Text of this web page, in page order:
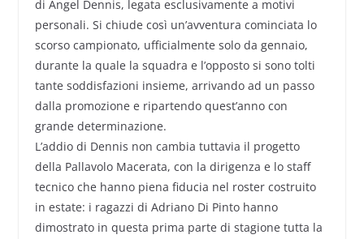
di Angel Dennis, legata esclusivamente a motivi
personali. Si chiude così un’avventura cominciata lo
scorso campionato, ufficialmente solo da gennaio,
durante la quale la squadra e l’opposto si sono tolti
tante soddisfazioni insieme, arrivando ad un passo
dalla promozione e ripartendo quest’anno con
grande determinazione.
L’addio di Dennis non cambia tuttavia il progetto
della Pallavolo Macerata, con la dirigenza e lo staff
tecnico che hanno piena fiducia nel roster costruito
in estate: i ragazzi di Adriano Di Pinto hanno
dimostrato in questa prima parte di stagione tutta la